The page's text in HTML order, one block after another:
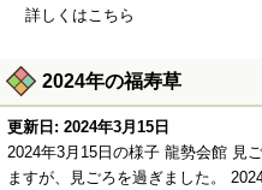
詳しくはこちら
2024年の福寿草
更新日: 2024年3月15日
2024年3月15日の様子 龍勢会館 見
ますが、見ごろを過ぎました。